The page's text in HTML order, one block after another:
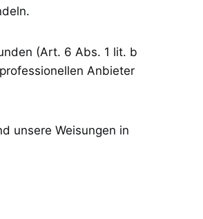
(Art. 6 Abs. 1 lit. b
Anbieter
unsere Weisungen in